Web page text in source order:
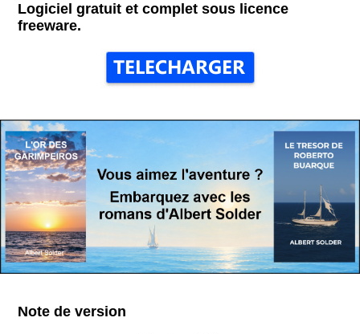
Logiciel gratuit et complet sous licence
freeware.
Note de version